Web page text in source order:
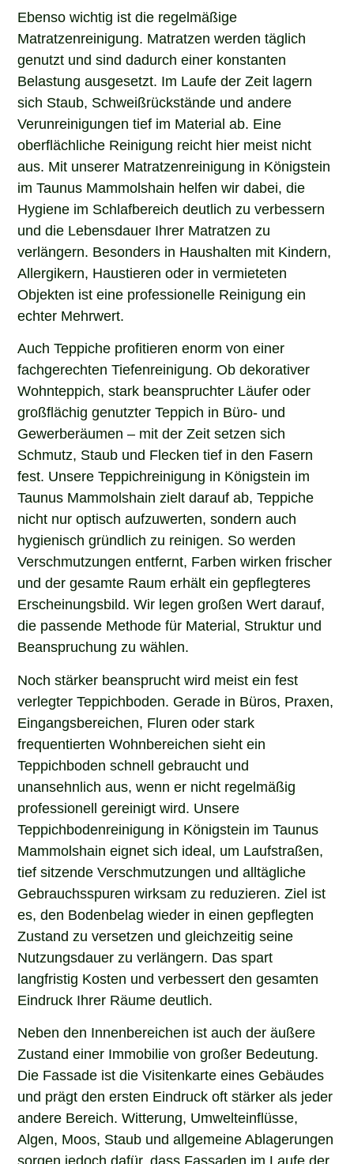
Ebenso wichtig ist die regelmäßige
Matratzenreinigung. Matratzen werden täglich
genutzt und sind dadurch einer konstanten
Belastung ausgesetzt. Im Laufe der Zeit lagern
sich Staub, Schweißrückstände und andere
Verunreinigungen tief im Material ab. Eine
oberflächliche Reinigung reicht hier meist nicht
aus. Mit unserer Matratzenreinigung in Königstein
im Taunus Mammolshain helfen wir dabei, die
Hygiene im Schlafbereich deutlich zu verbessern
und die Lebensdauer Ihrer Matratzen zu
verlängern. Besonders in Haushalten mit Kindern,
Allergikern, Haustieren oder in vermieteten
Objekten ist eine professionelle Reinigung ein
echter Mehrwert.
Auch Teppiche profitieren enorm von einer
fachgerechten Tiefenreinigung. Ob dekorativer
Wohnteppich, stark beanspruchter Läufer oder
großflächig genutzter Teppich in Büro- und
Gewerberäumen – mit der Zeit setzen sich
Schmutz, Staub und Flecken tief in den Fasern
fest. Unsere Teppichreinigung in Königstein im
Taunus Mammolshain zielt darauf ab, Teppiche
nicht nur optisch aufzuwerten, sondern auch
hygienisch gründlich zu reinigen. So werden
Verschmutzungen entfernt, Farben wirken frischer
und der gesamte Raum erhält ein gepflegteres
Erscheinungsbild. Wir legen großen Wert darauf,
die passende Methode für Material, Struktur und
Beanspruchung zu wählen.
Noch stärker beansprucht wird meist ein fest
verlegter Teppichboden. Gerade in Büros, Praxen,
Eingangsbereichen, Fluren oder stark
frequentierten Wohnbereichen sieht ein
Teppichboden schnell gebraucht und
unansehnlich aus, wenn er nicht regelmäßig
professionell gereinigt wird. Unsere
Teppichbodenreinigung in Königstein im Taunus
Mammolshain eignet sich ideal, um Laufstraßen,
tief sitzende Verschmutzungen und alltägliche
Gebrauchsspuren wirksam zu reduzieren. Ziel ist
es, den Bodenbelag wieder in einen gepflegten
Zustand zu versetzen und gleichzeitig seine
Nutzungsdauer zu verlängern. Das spart
langfristig Kosten und verbessert den gesamten
Eindruck Ihrer Räume deutlich.
Neben den Innenbereichen ist auch der äußere
Zustand einer Immobilie von großer Bedeutung.
Die Fassade ist die Visitenkarte eines Gebäudes
und prägt den ersten Eindruck oft stärker als jeder
andere Bereich. Witterung, Umwelteinflüsse,
Algen, Moos, Staub und allgemeine Ablagerungen